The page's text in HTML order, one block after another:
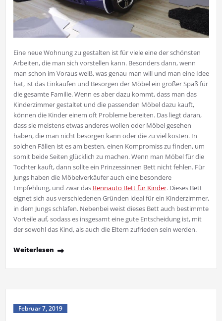
Eine neue Wohnung zu gestalten ist für viele eine der schönsten
Arbeiten, die man sich vorstellen kann. Besonders dann, wenn
man schon im Voraus weiß, was genau man will und man eine Idee
hat, ist das Einkaufen und Besorgen der Möbel ein großer Spaß für
die gesamte Familie. Wenn es aber dazu kommt, dass man das
Kinderzimmer gestaltet und die passenden Möbel dazu kauft,
können die Kinder einem oft Probleme bereiten. Das liegt daran,
dass sie meistens etwas anderes wollen oder Möbel gesehen
haben, die man nicht besorgen kann oder die zu viel kosten. In
solchen Fällen ist es am besten, einen Kompromiss zu finden, um
somit beide Seiten glücklich zu machen. Wenn man Möbel für die
Tochter kauft, dann sollte ein Prinzessinnen Bett nicht fehlen. Für
Jungs haben die Möbelverkäufer auch eine besondere
Empfehlung, und zwar das Rennauto Bett für Kinder. Dieses Bett
eignet sich aus verschiedenen Gründen ideal für ein Kinderzimmer,
in dem Jungs schlafen. Nebenbei weist dieses Bett auch bestimmte
Vorteile auf, sodass es insgesamt eine gute Entscheidung ist, mit
der sowohl das Kind, als auch die Eltern zufrieden sein werden.
Weiterlesen
Februar 7, 2019